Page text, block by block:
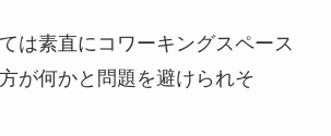
は素直にコワーキングスペース
が何かと問題を避けられそ